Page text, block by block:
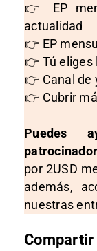
👉 EP
actualidad
👉 EP
👉 Tú eliges
👉 Canal de
👉 Cubrir
Puedes
patrocinador
por 2USD
además,
nuestras
Compartir